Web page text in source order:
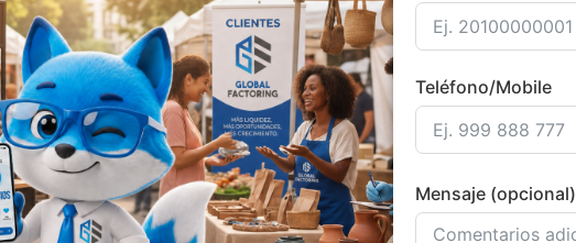
Teléfono/Mobile
Mensaje (opcional)